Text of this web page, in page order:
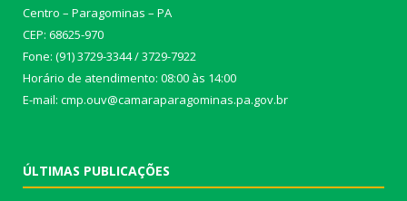
Centro – Paragominas – PA
CEP: 68625-970
Fone: (91) 3729-3344 / 3729-7922
Horário de atendimento: 08:00 às 14:00
E-mail: cmp.ouv@camaraparagominas.pa.gov.br
ÚLTIMAS PUBLICAÇÕES